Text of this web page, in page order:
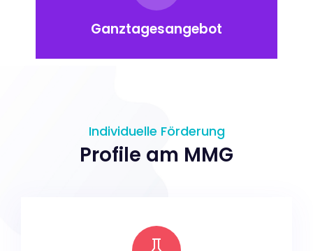
Ganztagesangebot
Individuelle Förderung
Profile am MMG